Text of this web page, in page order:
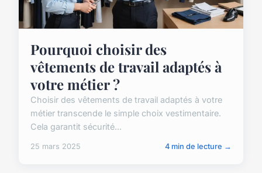
Pourquoi choisir des
vêtements de travail adaptés à
votre métier ?
Choisir des vêtements de travail adaptés à votre
métier transcende le simple choix vestimentaire.
Cela garantit sécurité...
25 mars 2025 4 min de lecture →